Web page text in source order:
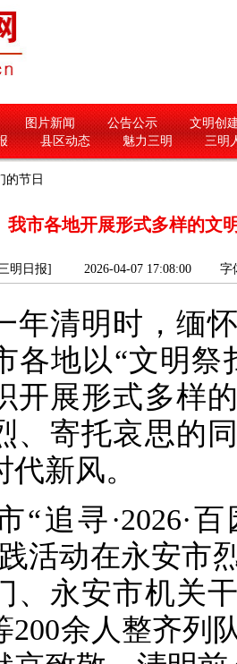
图片新闻 公告公示
文明创
县区动态 魅力三明 三明
的节日
我市各地开展形式多样的文
明日报] 2026-04-07 17:08:00 字
清明时，缅怀
各地以“文明祭
开展形式多样
、寄托哀思的
新风。
寻·2026·百
活动在永安市
、永安市机关
200余人整齐列